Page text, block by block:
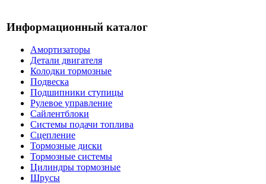
Информационный каталог
Амортизаторы
Детали двигателя
Колодки тормозные
Подвеска
Подшипники ступицы
Рулевое управление
Сайлентблоки
Системы подачи топлива
Сцепление
Тормозные диски
Тормозные системы
Цилиндры тормозные
Шрусы